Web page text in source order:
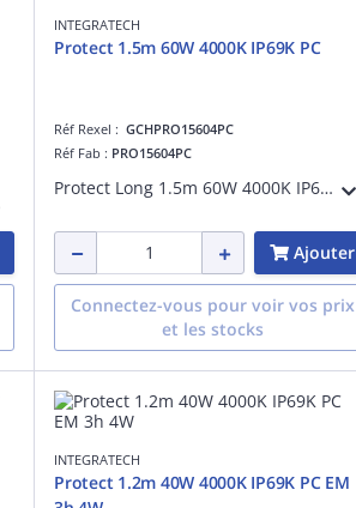
INTEGRATECH
Protect 1.5m 60W 4000K IP69K PC
Réf Rexel : GCHPRO15604PC
Réf Fab : PRO15604PC
Protect Long 1.5m 60W 4000K IP69K PC (Polycarbonate), classe I, adapté à une suspension, IK10, IP69K, faisceau >80°, 60W, 7500lm, uniformité de la couleur:SDCM3, GR0, test fil incand.:850 °C, 125lm/W, UGR:30, montage au plafond
Ajouter
Connectez-vous pour voir vos prix
et les stocks
INTEGRATECH
Protect 1.2m 40W 4000K IP69K PC EM